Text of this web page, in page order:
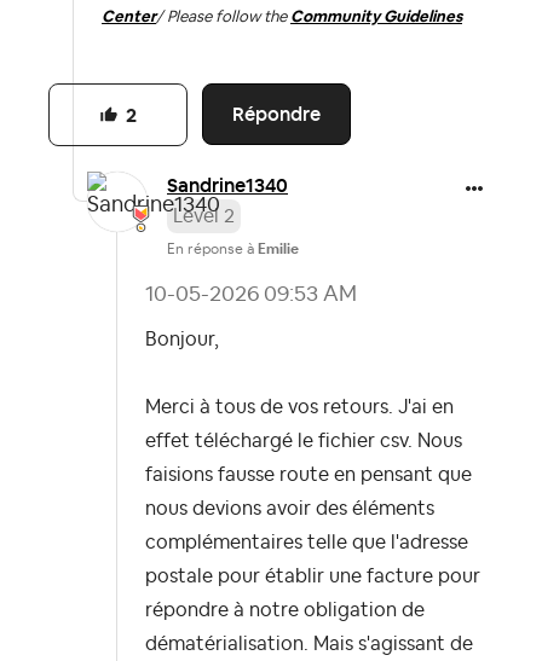
Center/ Please follow the Community Guidelines
Répondre
2
Sandrine1340
Level 2
En réponse à Emilie
‎10-05-2026 09:53 AM
Bonjour,
Merci à tous de vos retours. J'ai en
effet téléchargé le fichier csv. Nous
faisions fausse route en pensant que
nous devions avoir des éléments
complémentaires telle que l'adresse
postale pour établir une facture pour
répondre à notre obligation de
dématérialisation. Mais s'agissant de